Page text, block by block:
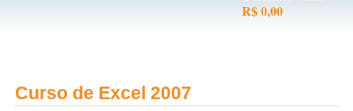
R$ 0,00
Curso de Excel 2007